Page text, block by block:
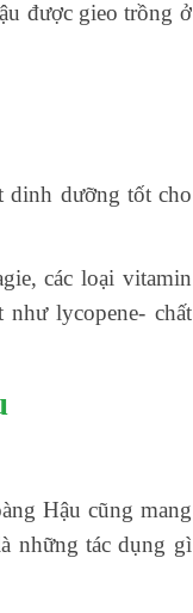
được gieo trồng ở
dinh dưỡng tốt cho
các loại vitamin
lycopene- chất
Hậu cũng mang
những tác dụng gì